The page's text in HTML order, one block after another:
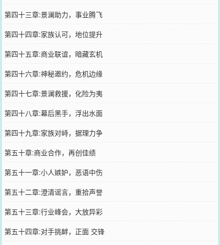
第四十三章:景澜助力，事业腾飞
第四十四章:家族认可，地位提升
第四十五章:商业联谊，暗藏玄机
第四十六章:神秘邀约，危机边缘
第四十七章:景澜救援，化险为夷
第四十八章:幕后黑手，浮出水面
第四十九章:家族对峙，据理力争
第五十章:商业合作，再创佳绩
第五十一章:小人嫉妒，恶语中伤
第五十二章:澄清谣言，重拾声誉
第五十三章:行业峰会，大放异彩
第五十四章:对手挑衅，正面 交锋